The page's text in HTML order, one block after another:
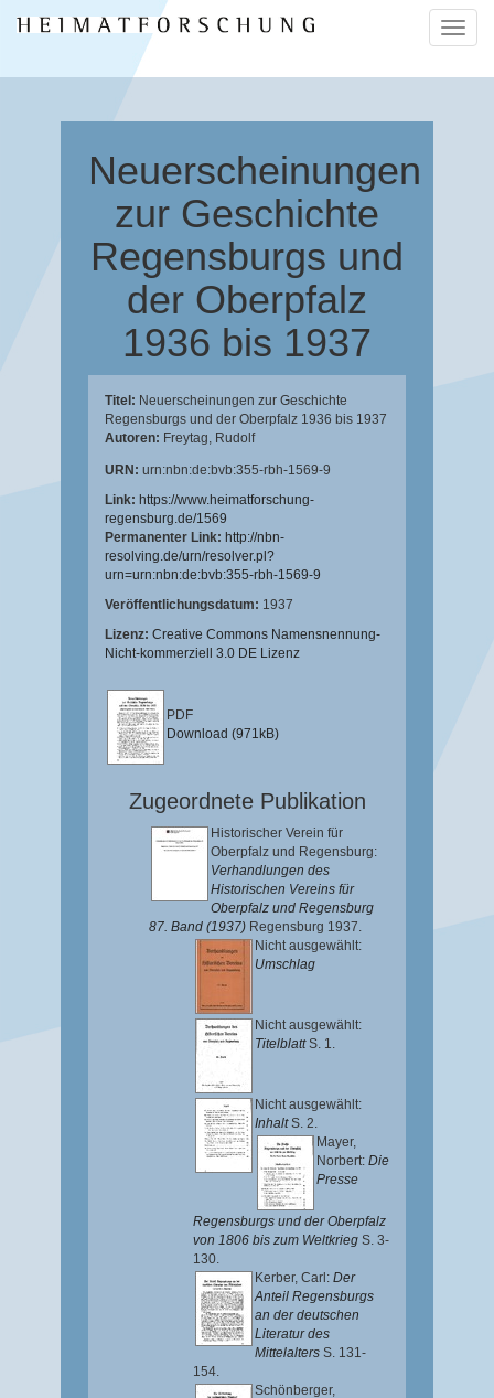
ein-/
Neuerscheinungen
zur Geschichte
Regensburgs und
der Oberpfalz
1936 bis 1937
Titel: Neuerscheinungen zur Geschichte
Regensburgs und der Oberpfalz 1936 bis 1937
Autoren: Freytag, Rudolf
URN: urn:nbn:de:bvb:355-rbh-1569-9
Link: https://www.heimatforschung-
regensburg.de/1569
Permanenter Link: http://nbn-
resolving.de/urn/resolver.pl?
urn=urn:nbn:de:bvb:355-rbh-1569-9
Veröffentlichungsdatum: 1937
Lizenz: Creative Commons Namensnennung-
Nicht-kommerziell 3.0 DE Lizenz
PDF
Download (971kB)
Zugeordnete Publikation
Historischer Verein für
Oberpfalz und Regensburg:
Verhandlungen des
Historischen Vereins für
Oberpfalz und Regensburg
87. Band (1937) Regensburg 1937.
Nicht ausgewählt:
Umschlag
Nicht ausgewählt:
TitelblattS. 1.
Nicht ausgewählt:
InhaltS. 2.
Mayer,
Norbert: Die
Presse
Regensburgs und der Oberpfalz
von 1806 bis zum Weltkrieg S. 3-
130.
Kerber, Carl : Der
Anteil Regensburgs
an der deutschen
Literatur des
Mittelalters S. 131-
154.
Schönberger,